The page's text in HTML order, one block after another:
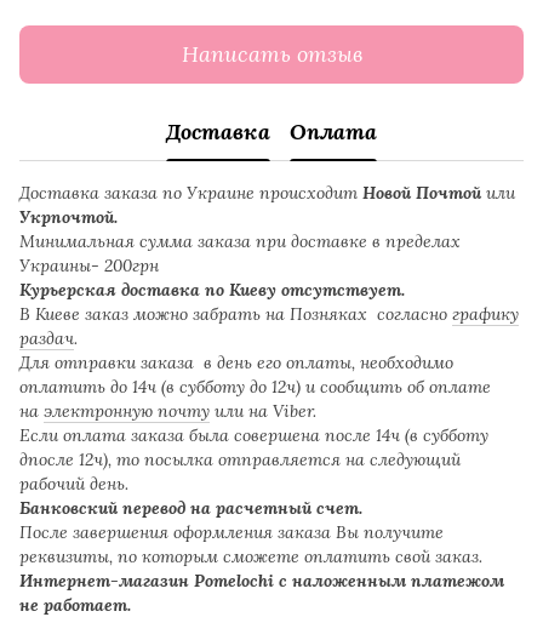
Написать отзыв
Доставка Оплата
Доставка заказа по Украине происходит Новой Почтой или
Укрпочтой.
Минимальная сумма заказа при доставке в пределах
Украины- 200грн
Курьерская доставка по Киеву отсутствует.
В Киеве заказ можно забрать на Позняках согласно графику
раздач.
Для отправки заказа в день его оплаты, необходимо
оплатить до 14ч (в субботу до 12ч) и сообщить об оплате
на электронную почту или на Viber.
Если оплата заказа была совершена после 14ч (в субботу
дпосле 12ч), то посылка отправляется на следующий
рабочий день.
Банковский перевод на расчетный счет.
После завершения оформления заказа Вы получите
реквизиты, по которым сможете оплатить свой заказ.
Интернет-магазин Pomelochi с наложенным платежом
не работает.